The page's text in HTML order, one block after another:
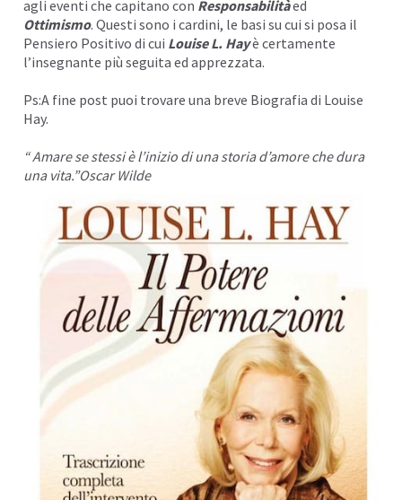
agli eventi che capitano con Responsabilitàed
Ottimismo. Questi sono i cardini, le basi su cui si posa il
Pensiero Positivo di cui Louise L. Hayè certamente
l’insegnante più seguita ed apprezzata.
Ps:A fine post puoi trovare una breve Biografia di Louise
Hay.
“ Amare se stessi è l’inizio di una storia d’amore che dura
una vita.”Oscar Wilde